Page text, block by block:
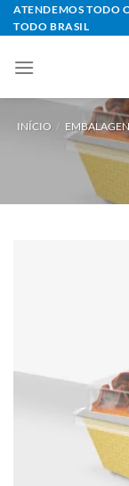
Skip
to
ATENDEMOS TODO
TODO BRASIL
INÍCIO /